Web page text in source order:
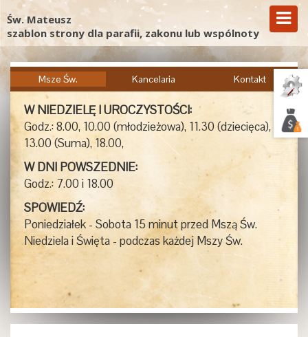
Św. Mateusz
szablon strony dla parafii, zakonu lub wspólnoty
Msze Św. Kancelaria Kontakt
W NIEDZIELĘ I UROCZYSTOŚCI:
Godz.: 8.00, 10.00 (młodzieżowa), 11.30 (dziecięca),
13.00 (Suma), 18.00,
W DNI POWSZEDNIE:
Godz.: 7.00 i 18.00
SPOWIEDŹ:
Poniedziałek - Sobota 15 minut przed Mszą Św.
Niedziela i Święta - podczas każdej Mszy Św.